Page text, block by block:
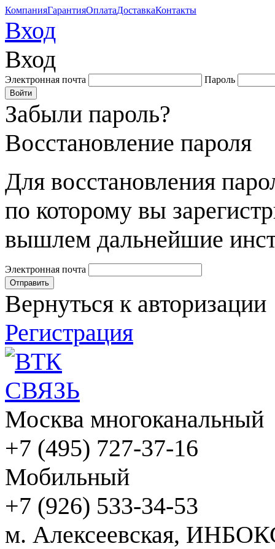
КомпанияГарантияОплатаДоставкаКонтакты
Вход
Вход
Электронная почта Пароль
Забыли пароль?
Восстановление пароля
Для восстановления
по которому вы
вышлем дальнейшие
Электронная почта
Вернуться к авторизации
Регистрация
Москва многоканальный
+7 (495) 727-37-16
Мобильный
+7 (926) 533-34-53
м. Алексеевская,